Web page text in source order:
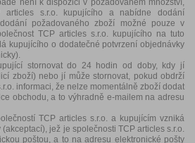
není k dispozici v požadovaném množství,
articles s.r.o. kupujícího a nabídne dodání
požadovaného zboží možné pouze v
TCP articles s.r.o. kupujícího na tuto
kupujícího o dodatečné potvrzení objednávky
stornovat do 24 hodin od doby, kdy jí
zboží) nebo jí může stornovat, pokud obdrží
informaci, že nelze momentálně zboží dodat
obchodu, a to výhradně e-mailem na adresu
TCP articles s.r.o. a kupujícím vzniká
jež je společnosti TCP articles s.r.o.
poštou, a to na adresu elektronické pošty